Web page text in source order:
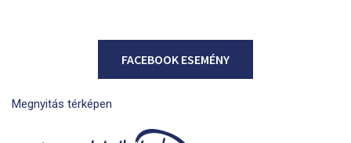
FACEBOOK ESEMÉNY
Megnyitás térképen